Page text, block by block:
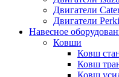
Двигатели
Двигатели
Навесное
Ковши
Ковш
Ковш
Ковш